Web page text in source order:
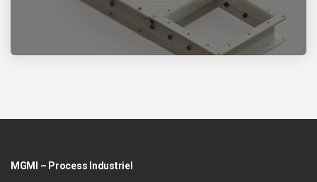
MGMI – Process Industriel